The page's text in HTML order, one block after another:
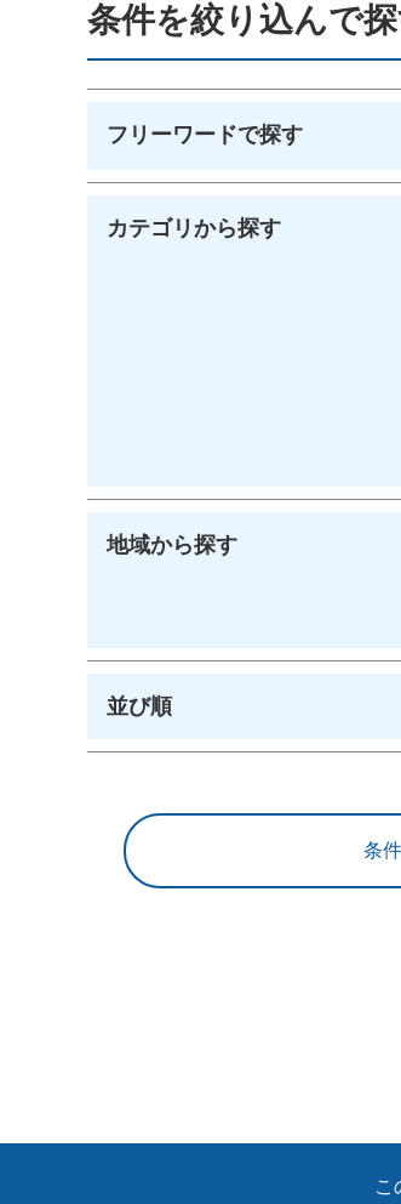
条件を絞り込んで
フリーワードで探す
カテゴリから探す
地域から探す
並び順
こ